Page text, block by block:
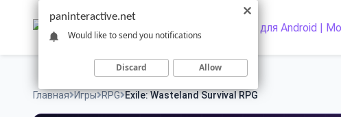
Главная Игры RPG Exile: Wasteland Survival RPG
paninteractive.net
Would like to send you notifications
Discard Allow